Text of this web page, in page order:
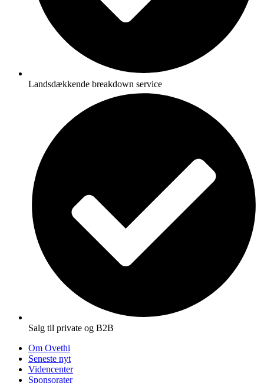
Landsdækkende breakdown service
Salg til private og B2B
Om Ovethi
Seneste nyt
Videncenter
Sponsorater